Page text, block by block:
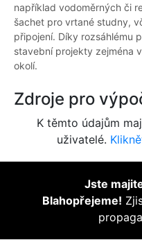
například vodoměrných či
šachet pro vrtané studny,
připojení. Díky rozsáhlému
stavební projekty zejména
okolí.
Zdroje pro
K těmto údajům
uživatelé.
Jste
Blahopřejeme!